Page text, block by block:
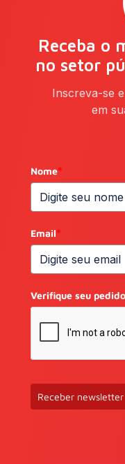
Receba o
no setor
Inscreva-se
em
Nome*
Email*
Verifique seu
Receber newsletter